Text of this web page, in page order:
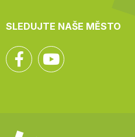
SLEDUJTE NAŠE MĚSTO
Facebook